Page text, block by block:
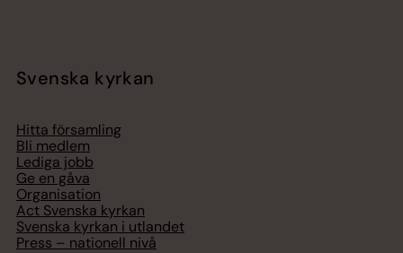
Svenska kyrkan
Hitta församling
Bli medlem
Lediga jobb
Ge en gåva
Organisation
Act Svenska kyrkan
Svenska kyrkan i utlandet
Press – nationell nivå